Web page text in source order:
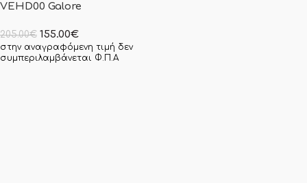
VEHD00 Galore
205.00€ 155.00€
στην αναγραφόμενη τιμή δεν
συμπεριλαμβάνεται Φ.Π.Α